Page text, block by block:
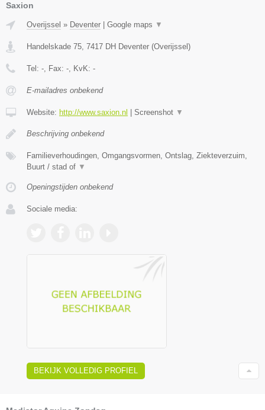
Saxion
Overijssel » Deventer Google maps ▼
Handelskade 75, 7417 DH Deventer (Overijssel )
Tel: -, Fax: -, KvK: -
E-mailadres onbekend
Website: http://www.saxion.nl Screenshot ▼
Beschrijving onbekend
Familieverhoudingen, Omgangsvormen, Ontslag, Ziekteverzuim,
Buurt / stad of ▼
Openingstijden onbekend
Sociale media:
BEKIJK VOLLEDIG PROFIEL